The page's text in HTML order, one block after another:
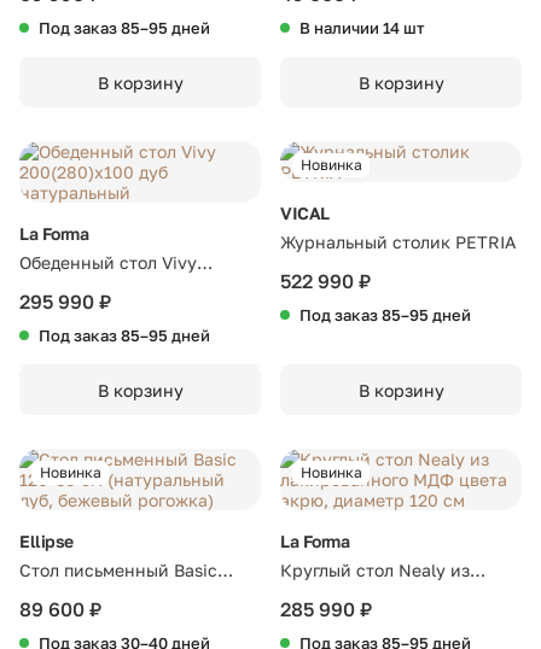
Под заказ 85–95 дней
В корзину
В наличии 14 шт
В корзину
La Forma
Обеденный стол Vivy
200(280)x100 дуб
295 990 ₽
Под заказ 85–95 дней
В корзину
Новинка
VICAL
Журнальный столик PETRIA
522 990 ₽
Под заказ 85–95 дней
В корзину
Новинка
Ellipse
Стол письменный Basic
120*60 см (натуральный
89 600 ₽
Под заказ 30–40 дней
Новинка
La Forma
Круглый стол Nealy из
лакированного МДФ цвета
285 990 ₽
Под заказ 85–95 дней